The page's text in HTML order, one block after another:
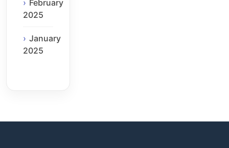
February
2025
January
2025